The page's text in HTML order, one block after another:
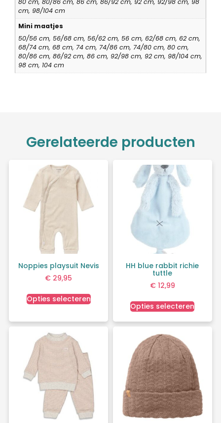
cm, 98/104 cm
Mini maatjes
50/56 cm, 56/68 cm, 56/62 cm, 56 cm, 62/68 cm, 62 cm,
68/74 cm, 68 cm, 74 cm, 74/86 cm, 74/80 cm, 80 cm,
80/86 cm, 86/92 cm, 86 cm, 92/98 cm, 92 cm, 98/104 cm,
98 cm, 104 cm
Gerelateerde producten
Noppies playsuit Nevis
€ 29,95
Opties selecteren
HH blue rabbit richie
tuttle
€12,99
Opties selecteren